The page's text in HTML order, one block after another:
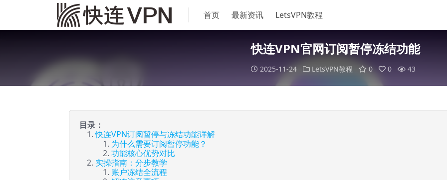
首页 最新资讯 LetsVPN教程
快连VPN官网订阅暂停冻结功能
2025-11-24 LetsVPN教程 0 0 43
目录：
快连VPN订阅暂停与冻结功能详解
为什么需要订阅暂停功能？
功能核心优势对比
实操指南：分步教学
账户冻结全流程